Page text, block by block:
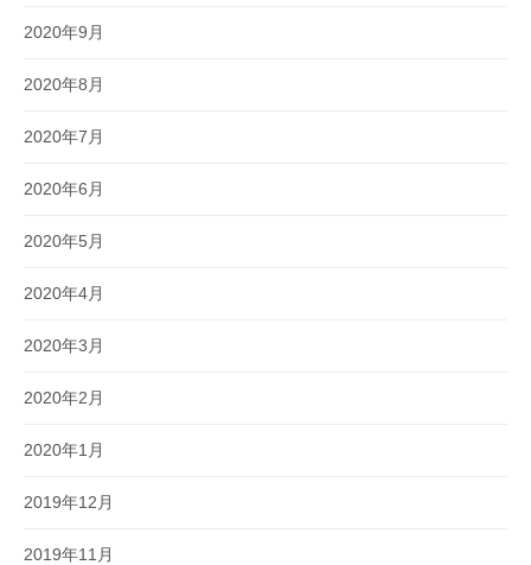
2020年9月
2020年8月
2020年7月
2020年6月
2020年5月
2020年4月
2020年3月
2020年2月
2020年1月
2019年12月
2019年11月